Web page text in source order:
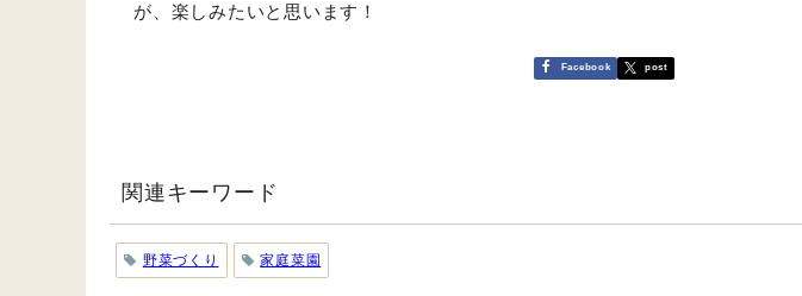
が、楽しみたいと思います！
Facebook post
関連キーワード
野菜づくり 家庭菜園